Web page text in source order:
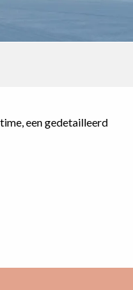
een gedetailleerd